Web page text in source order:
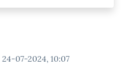
24-07-2024, 10:07